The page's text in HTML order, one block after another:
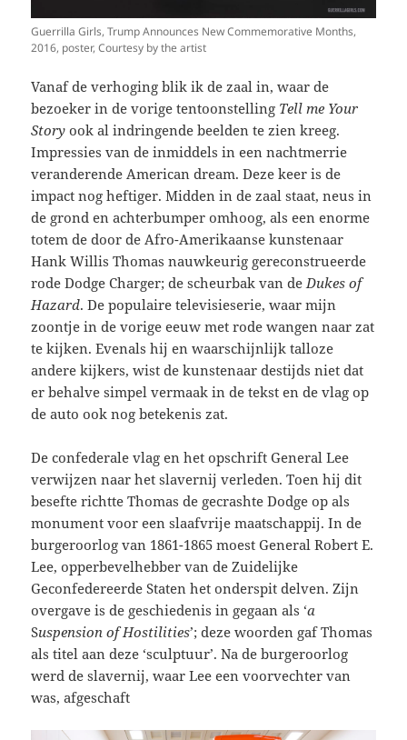
Guerrilla Girls, Trump Announces New Commemorative Months,
2016, poster, Courtesy by the artist
Vanaf de verhoging blik ik de zaal in, waar de
bezoeker in de vorige tentoonstelling Tell me Your
Story ook al indringende beelden te zien kreeg.
Impressies van de inmiddels in een nachtmerrie
veranderende American dream. Deze keer is de
impact nog heftiger. Midden in de zaal staat, neus in
de grond en achterbumper omhoog, als een enorme
totem de door de Afro-Amerikaanse kunstenaar
Hank Willis Thomas nauwkeurig gereconstrueerde
rode Dodge Charger; de scheurbak van de Dukes of
Hazard. De populaire televisieserie, waar mijn
zoontje in de vorige eeuw met rode wangen naar zat
te kijken. Evenals hij en waarschijnlijk talloze
andere kijkers, wist de kunstenaar destijds niet dat
er behalve simpel vermaak in de tekst en de vlag op
de auto ook nog betekenis zat.
De confederale vlag en het opschrift General Lee
verwijzen naar het slavernij verleden. Toen hij dit
besefte richtte Thomas de gecrashte Dodge op als
monument voor een slaafvrije maatschappij. In de
burgeroorlog van 1861-1865 moest General Robert E.
Lee, opperbevelhebber van de Zuidelijke
Geconfedereerde Staten het onderspit delven. Zijn
overgave is de geschiedenis in gegaan als ‘a
Suspension of Hostilities’; deze woorden gaf Thomas
als titel aan deze ‘sculptuur’. Na de burgeroorlog
werd de slavernij, waar Lee een voorvechter van
was, afgeschaft